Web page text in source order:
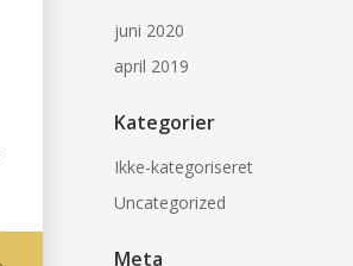
juni 2020
april 2019
Kategorier
Ikke-kategoriseret
Uncategorized
Meta